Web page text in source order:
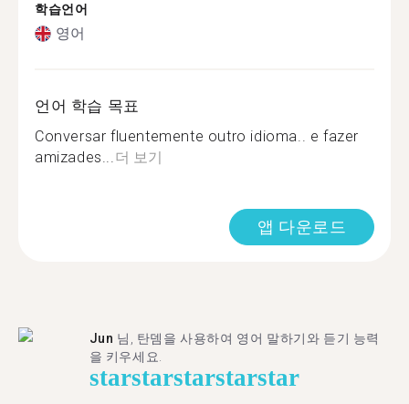
학습언어
영어
언어 학습 목표
Conversar fluentemente outro idioma.. e fazer
amizades...더 보기
앱 다운로드
Jun 님, 탄뎀을 사용하여 영어 말하기와 듣기 능력
을 키우세요.
starstarstarstarstar